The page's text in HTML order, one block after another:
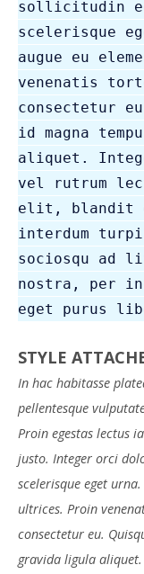
sollicitudin
scelerisque
augue eu
venenatis
consectetur
id magna
aliquet.
vel rutrum
elit, blandit
interdum
sociosqu ad
nostra, per
eget purus
STYLE
In hac habitasse
pellentesque
Proin egestas lectus
justo. Integer orci
scelerisque eget
ultrices. Proin
consectetur eu.
gravida ligula